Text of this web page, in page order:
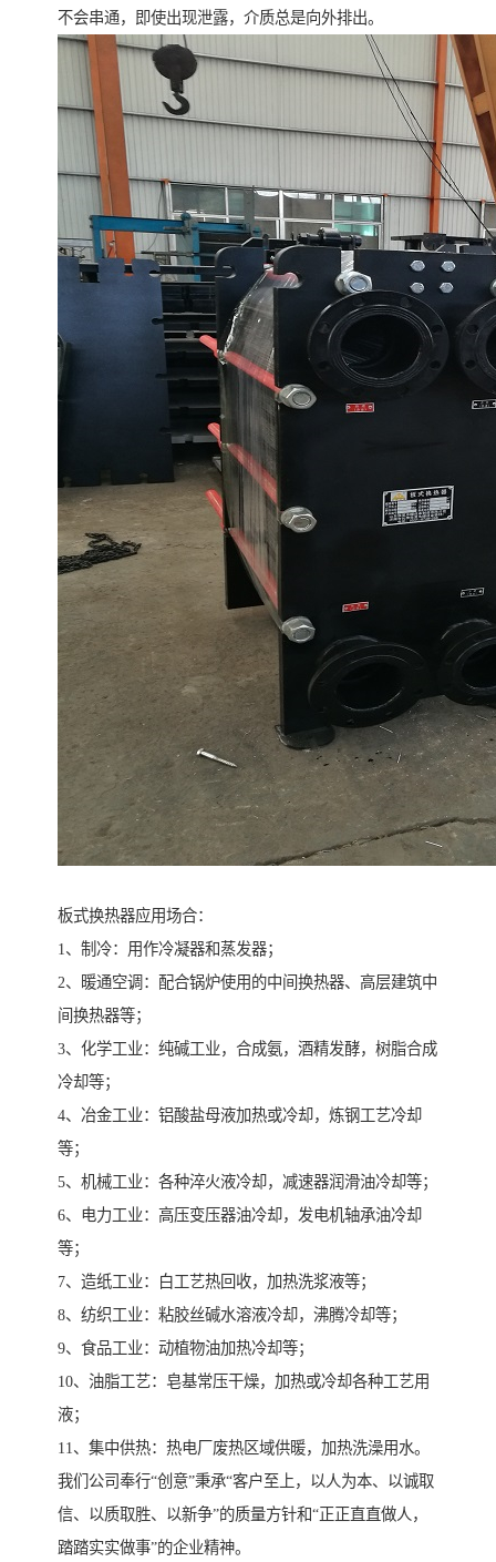
不会串通，即使出现泄露，介质总是向外排出。
板式换热器应用场合：
1、制冷：用作冷凝器和蒸发器；
2、暖通空调：配合锅炉使用的中间换热器、高层建筑中
间换热器等；
3、化学工业：纯碱工业，合成氨，酒精发酵，树脂合成
冷却等；
4、冶金工业：铝酸盐母液加热或冷却，炼钢工艺冷却
等；
5、机械工业：各种淬火液冷却，减速器润滑油冷却等；
6、电力工业：高压变压器油冷却，发电机轴承油冷却
等；
7、造纸工业：白工艺热回收，加热洗浆液等；
8、纺织工业：粘胶丝碱水溶液冷却，沸腾冷却等；
9、食品工业：动植物油加热冷却等；
10、油脂工艺：皂基常压干燥，加热或冷却各种工艺用
液；
11、集中供热：热电厂废热区域供暖，加热洗澡用水。
我们公司奉行“创意”秉承“客户至上，以人为本、以诚取
信、以质取胜、以新争”的质量方针和“正正直直做人，
踏踏实实做事”的企业精神。